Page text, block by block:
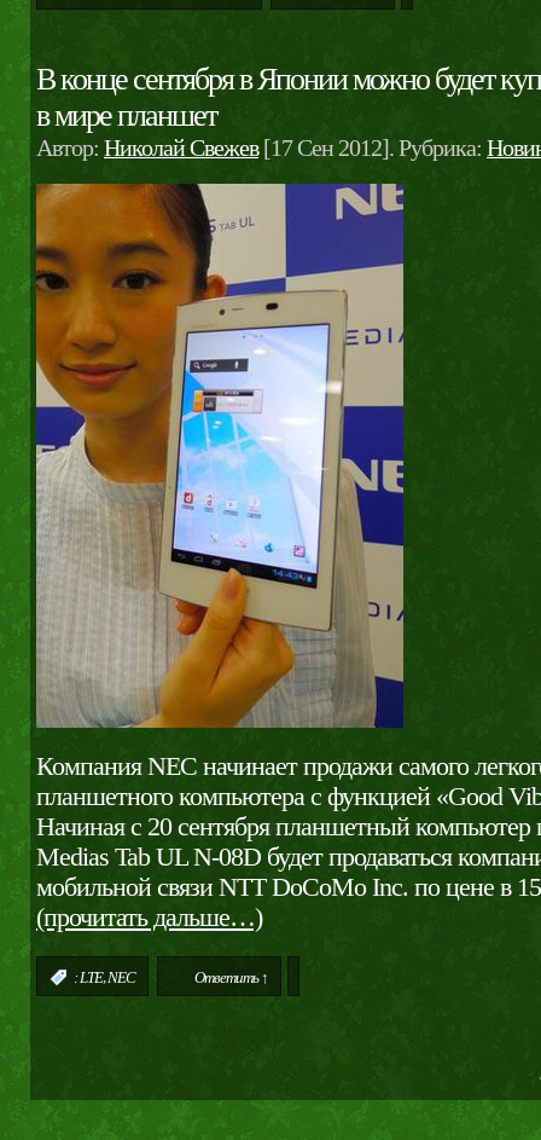
В конце сентября в Японии можно будет
в мире планшет
Автор: Николай Свежев[17 Сен 2012]. Рубрика:
Компания NEC начинает продажи самого
планшетного компьютера с функцией «Good
Начиная с 20 сентября планшетный компьютер
Medias Tab UL N-08D будет продаваться
мобильной связи NTT DoCoMo Inc. по цене в
(прочитать дальше…)
: LTE, NEC Ответить ↑